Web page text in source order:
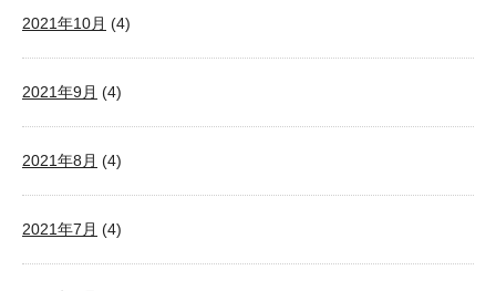
2021年10月 (4)
2021年9月 (4)
2021年8月 (4)
2021年7月 (4)